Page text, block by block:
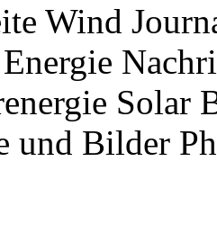
Wind
Solar
und Bilder